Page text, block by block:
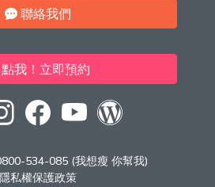
聯絡我們
點我！立即預約
534-085 (我想瘦 你幫我)
隱私權保護政策